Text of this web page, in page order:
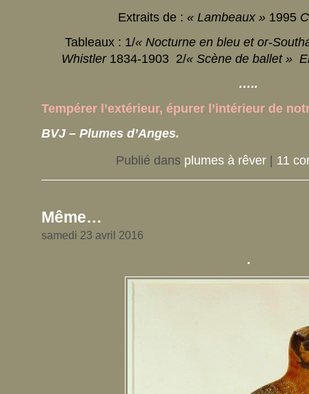
Extraits de : « Lambeaux » 1995
Tableaux : 1/« Nocturne en bleu et or-
Whistler1834-1903 2/« Scène de ballet »
…..
Tempérer l’extérieur, épurer l’intérieur de
BVJ – Plumes d’Anges.
Publié dans plumes à rêver| 11
Même…
samedi 23 avril 2016
.